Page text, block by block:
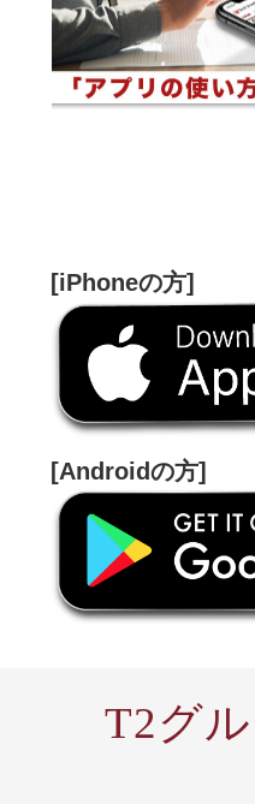
[iPhoneの方]
[Androidの方]
T2グ